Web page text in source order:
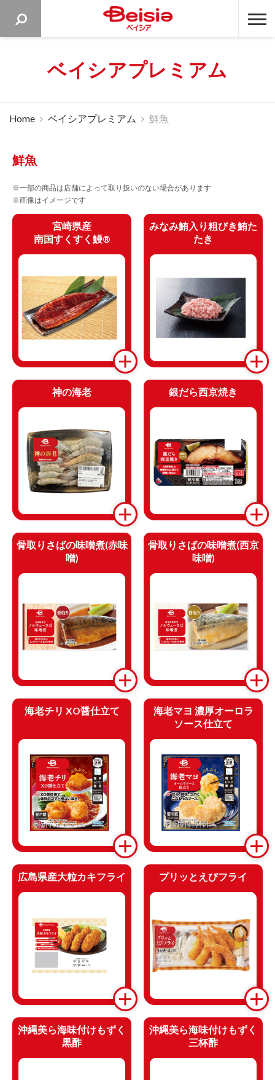
ベイシア
ベイシアプレミアム
Home ベイシアプレミアム 鮮魚
鮮魚
※一部の商品は店舗によって取り扱いのない場合があります
※画像はイメージです
宮崎県産
南国すくすく鰻®
みなみ鮪入り粗びき鮪た
たき
神の海老 銀だら西京焼き
骨取りさばの味噌煮(赤味
噌)
骨取りさばの味噌煮(西京
味噌)
海老チリ XO醤仕立て
海老マヨ 濃厚オーロラ
ソース仕立て
広島県産大粒カキフライ プリッとえびフライ
沖縄美ら海味付けもずく
黒酢
沖縄美ら海味付けもずく
三杯酢